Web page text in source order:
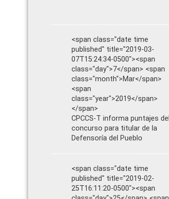
<span class="date time
published" title="2019-03-
07T15:24:34-0500"><span
class="day">7</span> <span
class="month">Mar</span>
<span
class="year">2019</span>
</span>
CPCCS-T informa puntajes del
concurso para titular de la
Defensoría del Pueblo
<span class="date time
published" title="2019-02-
25T16:11:20-0500"><span